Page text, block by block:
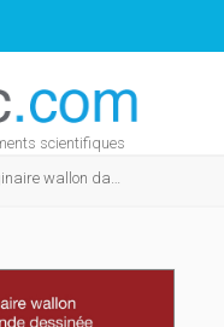
scientifiques
dans la bande dessinée